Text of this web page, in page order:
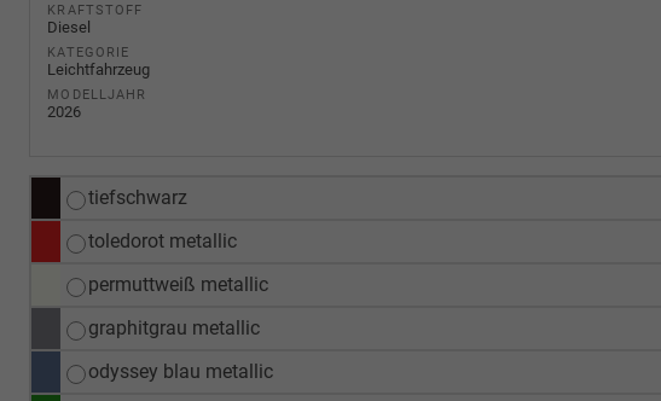
KRAFTSTOFF
Diesel
KATEGORIE
Leichtfahrzeug
MODELLJAHR
2026
tiefschwarz
toledorot metallic
permuttweiß metallic
graphitgrau metallic
odyssey blau metallic